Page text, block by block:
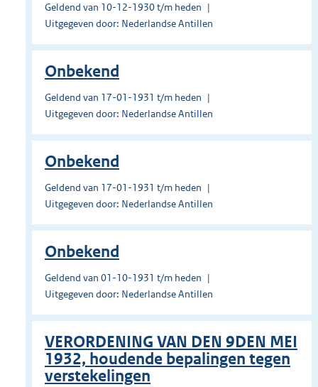
Geldend van 10-12-1930 t/m heden
Uitgegeven door: Nederlandse Antillen
Onbekend
Geldend van 17-01-1931 t/m heden
Uitgegeven door: Nederlandse Antillen
Onbekend
Geldend van 17-01-1931 t/m heden
Uitgegeven door: Nederlandse Antillen
Onbekend
Geldend van 01-10-1931 t/m heden
Uitgegeven door: Nederlandse Antillen
VERORDENING VAN DEN 9DEN MEI
1932, houdende bepalingen tegen
verstekelingen